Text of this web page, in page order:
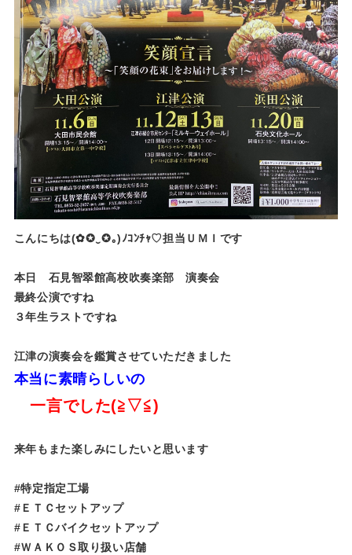
こんにちは(✿✪‿✪｡)ﾉｺﾝﾁｬ♡担当ＵＭＩです
本日 石見智翠館高校吹奏楽部 演奏会
最終公演ですね
３年生ラストですね
江津の演奏会を鑑賞させていただきました
本当に素晴らしいの
一言でした(≧▽≦)
来年もまた楽しみにしたいと思います
#特定指定工場
#ＥＴＣセットアップ
#ＥＴＣバイクセットアップ
#ＷＡＫＯＳ取り扱い店舗